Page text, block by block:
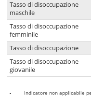
Tasso di disoccupazione
maschile
Tasso di disoccupazione
femminile
Tasso di disoccupazione
Tasso di disoccupazione
giovanile
-
Indicatore non applicabile